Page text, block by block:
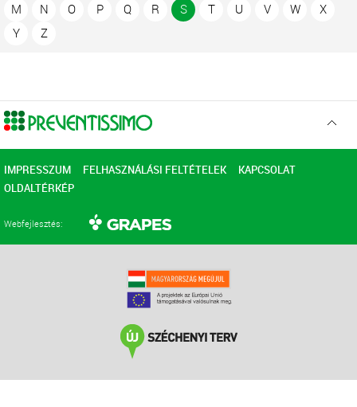
M
N O P Q R S T U V W
X
Y
Z
elejére
IMPRESSZUM
FELHASZNÁLÁSI FELTÉTELEK
KAPCSOLAT
OLDALTÉRKÉP
Webfejlesztés: